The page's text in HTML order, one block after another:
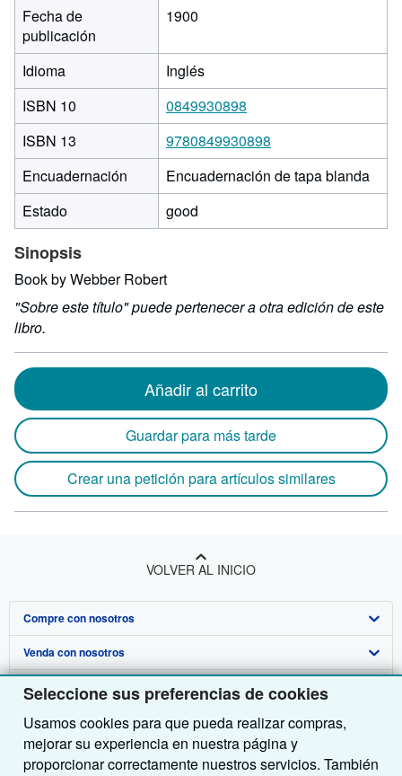
Seleccione sus preferencias de cookies
Usamos cookies para que pueda realizar compras,
mejorar su experiencia en nuestra página y
proporcionar correctamente nuestros servicios. También
Fecha de
publicación
1900
Idioma
Inglés
ISBN 10
0849930898
ISBN 13
9780849930898
Encuadernación
Encuadernación de tapa blanda
Estado
good
Sinopsis
Book by Webber Robert
"Sobre este título" puede pertenecer a otra edición de este
libro.
Añadir al carrito
Guardar para más tarde
Crear una petición para artículos similares
VOLVER AL INICIO
Compre con nosotros
Búsqueda avanzada
Colecciones
Mi cuenta
Mis pedidos
Venda con nosotros
Comenzar a vender
Únase a nuestro programa de afiliados
Recomiende un vendedor
Sobre nosotros
Sobre IberLibro
Medios
Obtener Ayuda
Preguntas frecuentes y guías
Otras compañías de AbeBooks